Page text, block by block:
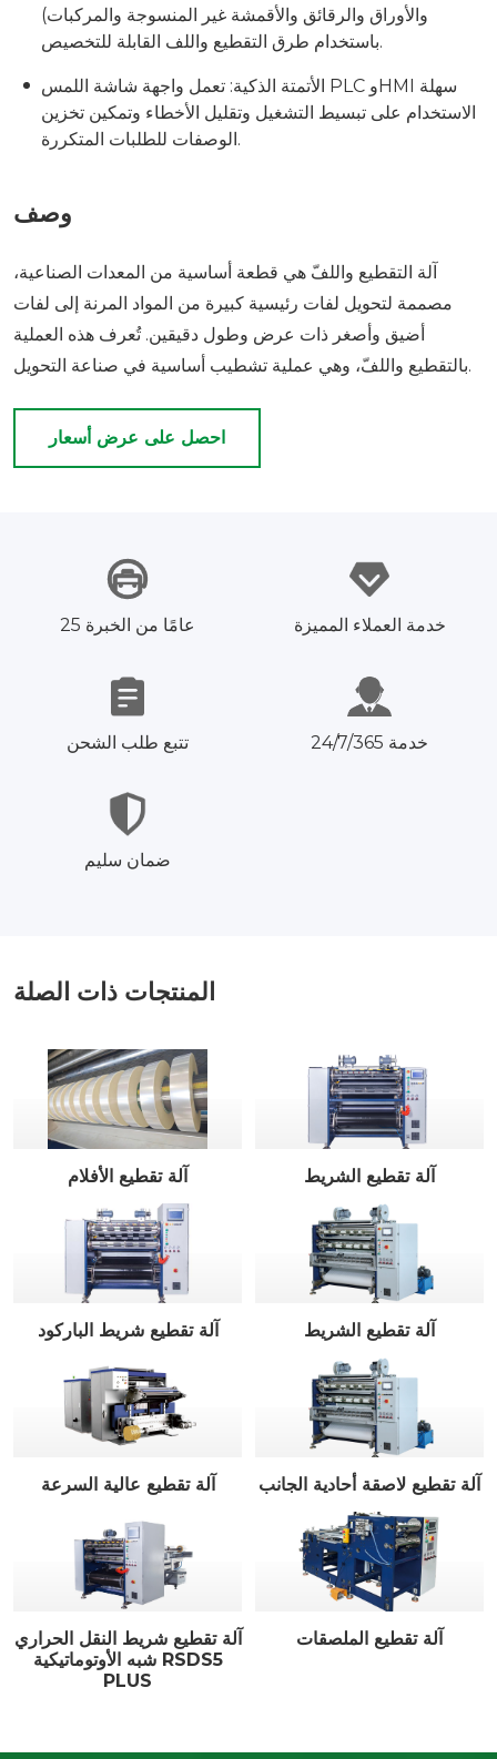
والأوراق والرقائق والأقمشة غير المنسوجة والمركبات)
باستخدام طرق التقطيع واللف القابلة للتخصيص.
الأتمتة الذكية: تعمل واجهة شاشة اللمس PLC وHMI سهلة
الاستخدام على تبسيط التشغيل وتقليل الأخطاء وتمكين تخزين
الوصفات للطلبات المتكررة.
وصف
آلة التقطيع واللفّ هي قطعة أساسية من المعدات الصناعية،
مصممة لتحويل لفات رئيسية كبيرة من المواد المرنة إلى لفات
أضيق وأصغر ذات عرض وطول دقيقين. تُعرف هذه العملية
بالتقطيع واللفّ، وهي عملية تشطيب أساسية في صناعة التحويل.
احصل على عرض أسعار
25 عامًا من الخبرة خدمة العملاء المميزة
تتبع طلب الشحن خدمة 24/7/365
ضمان سليم
المنتجات ذات الصلة
آلة تقطيع الأفلام آلة تقطيع الشريط
آلة تقطيع شريط الباركود آلة تقطيع الشريط
آلة تقطيع عالية السرعة آلة تقطيع لاصقة أحادية الجانب
آلة تقطيع شريط النقل الحراري
شبه الأوتوماتيكية RSDS5
PLUS
آلة تقطيع الملصقات